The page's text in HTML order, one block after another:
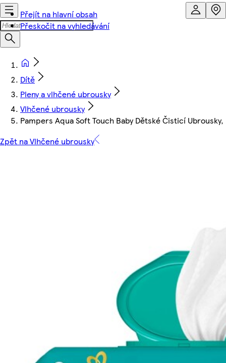
Přejít na hlavní obsah
Přeskočit na vyhledávání
Dítě
Pleny a vlhčené ubrousky
Vlhčené ubrousky
Pampers Aqua Soft Touch Baby Dětské Čisticí
Zpět na Vlhčené ubrousky